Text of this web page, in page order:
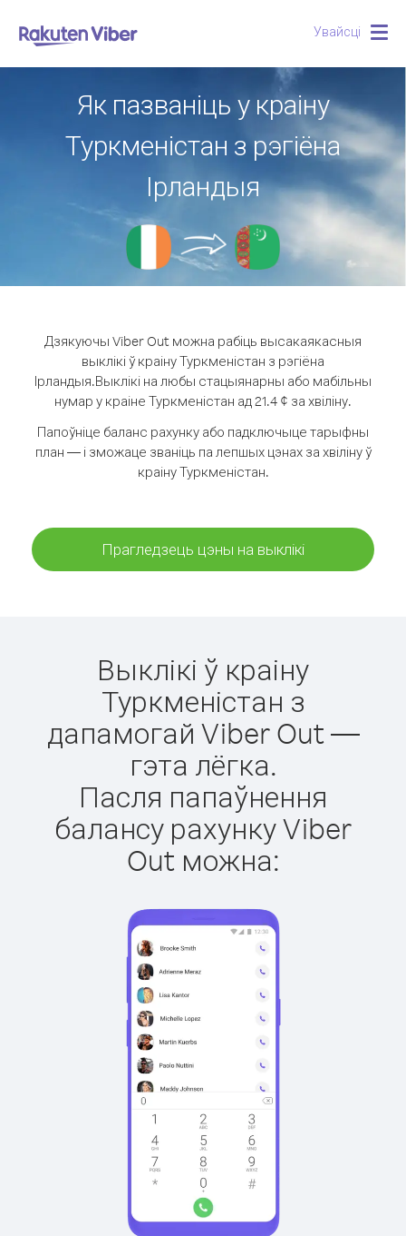
Увайсці
Як пазваніць у краіну
Туркменістан з рэгіёна
Ірландыя
Дзякуючы Viber Out можна рабіць высакаякасныя
выклікі ў краіну Туркменістан з рэгіёна
Ірландыя.Выклікі на любы стацыянарны або мабільны
нумар у краіне Туркменістан ад 21.4 ¢ за хвіліну.
Папоўніце баланс рахунку або падключыце тарыфны
план — і зможаце званіць па лепшых цэнах за хвіліну ў
краіну Туркменістан.
Прагледзець цэны на выклікі
Выклікі ў краіну
Туркменістан з
дапамогай Viber Out —
гэта лёгка.
Пасля папаўнення
балансу рахунку Viber
Out можна: